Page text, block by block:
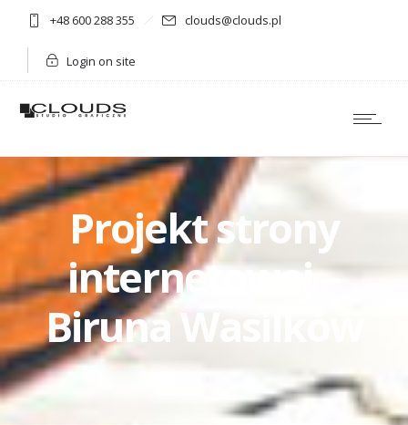
+48 600 288 355 clouds@clouds.pl
Login on site
Projekt strony
internetowej –
Biruna Wasilków